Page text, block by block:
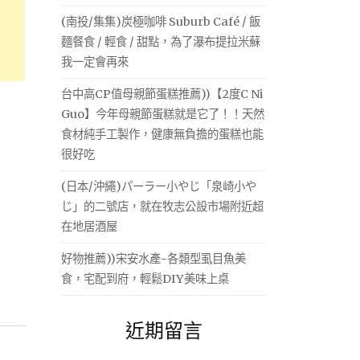
(南投/集集)炭極咖啡 Suburb Café / 飯
麵餐食 / 輕食 / 甜點，為了瀑布提拉米蘇
我一定會再來
台中高CP值母親節蛋糕推薦))【2度C Ni
Guo】今年母親節蛋糕就是它了！！天然
食材純手工製作，健康無負擔的蛋糕也能
很好吃
(日本/沖繩)パーラー小やじ「泉崎小や
じ」的二號店，就在牧志公設市場附近超
在地居酒屋
好物推薦))宋安水產-各類型虱目魚美
食，宅配到府，輕鬆DIY美味上桌
近期留言